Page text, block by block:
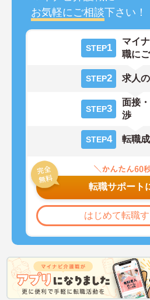
お気軽にご相談下さい！
STEP1
マイ
職に
STEP2 求人
STEP3
面接
渉
STEP4 転職成
転職サポート
はじめて転職